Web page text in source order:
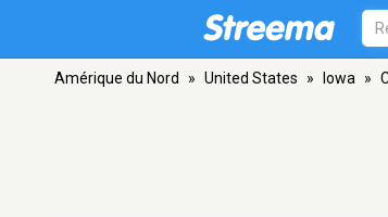
Amérique du Nord » United States » Iowa »